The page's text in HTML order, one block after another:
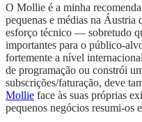
O Mollie é a minha
pequenas e médias na Áustria
esforço técnico — sobretudo
importantes para o público-
fortemente a nível
de programação ou constrói
subscrições/faturação, deve
Mollie face às suas próprias
pequenos negócios resumi-os